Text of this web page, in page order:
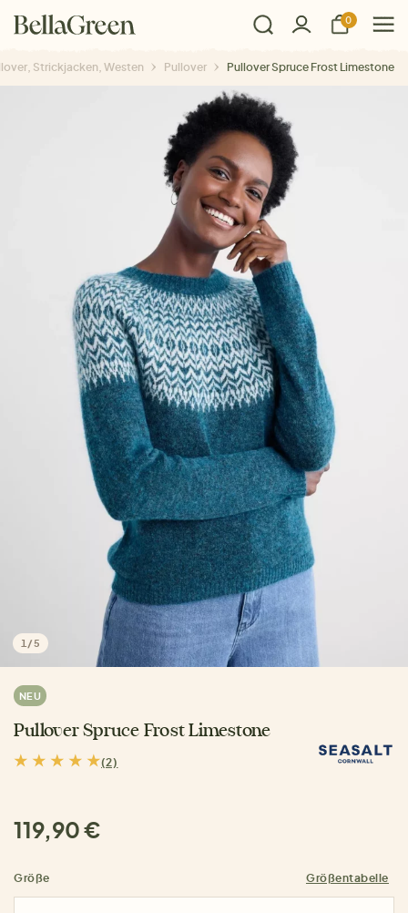
0
Strickjacken, Westen Pullover Pullover Spruce Frost Limestone
1 /5
NEU
Pullover Spruce Frost Limestone
(2)
119,90 €
Größe Größentabelle